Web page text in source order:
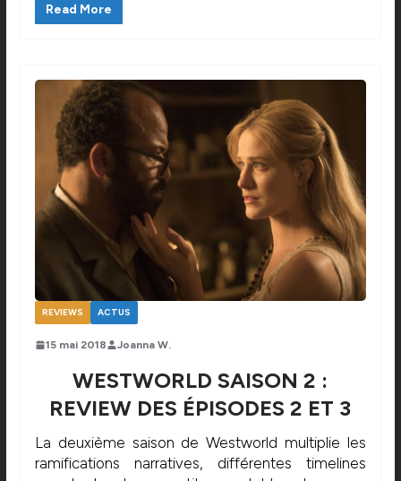
Read More
REVIEWS ACTUS
15 mai 2018 Joanna W.
WESTWORLD SAISON 2 :
REVIEW DES ÉPISODES 2 ET 3
La deuxième saison de Westworld multiplie les
ramifications narratives, différentes timelines